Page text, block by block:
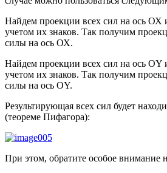
Найдем проекции всех сил на ось ОХ
учетом их знаков. Так получим
силы на ось ОХ.
Найдем проекции всех сил на ось
учетом их знаков. Так получим
силы на ось OY.
Результирующая всех сил будет
(теореме Пифагора):
При этом, обратите особое внимание